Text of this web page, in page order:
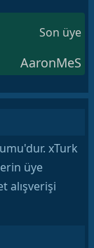
Son üye
AaronMeS
xTurk
üye
alışverişi